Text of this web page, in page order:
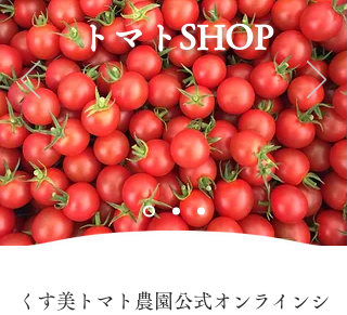
トマトSHOP
くす美トマト農園公式オンラインシ